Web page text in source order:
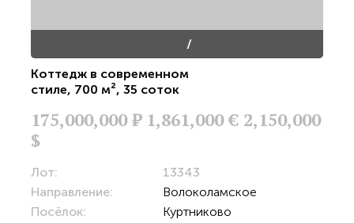
/
Коттедж в современном
стиле, 700 м², 35 соток
175,000,000Р 1,861,000 € 2,150,000
$
Лот:
13343
Направление:
Волоколамское
Посёлок:
Куртниково